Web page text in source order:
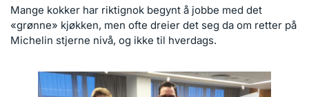
Mange kokker har riktignok begynt å jobbe med det
«grønne» kjøkken, men ofte dreier det seg da om retter på
Michelin stjerne nivå, og ikke til hverdags.